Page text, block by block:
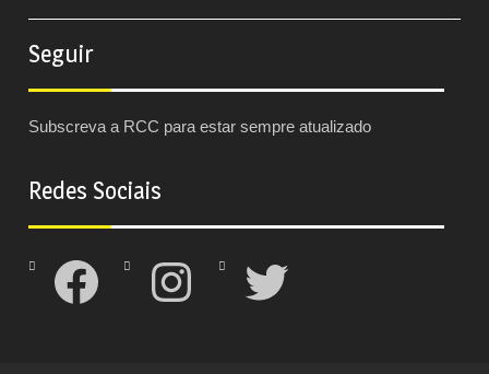
Seguir
Subscreva a RCC para estar sempre atualizado
Redes Sociais
Facebook Instagram Twitter